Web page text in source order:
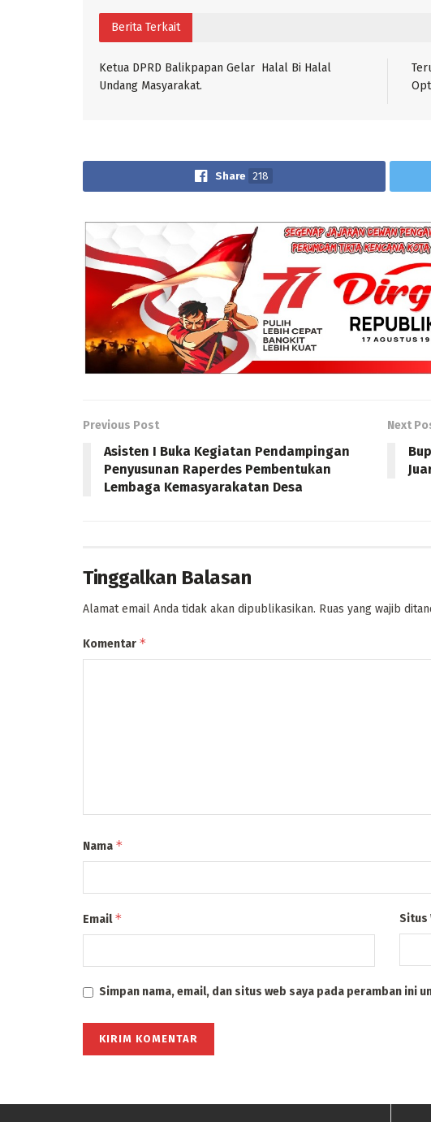
Berita Terkait
Ketua DPRD Balikpapan Gelar Halal Bi Halal
Undang Masyarakat.
Share 218
Previous Post
Asisten I Buka Kegiatan Pendampingan
Penyusunan Raperdes Pembentukan
Lembaga Kemasyarakatan Desa
Next
Tinggalkan Balasan
Alamat email Anda tidak akan dipublikasikan. Ruas yang wajib
Komentar *
Nama *
Email* Situs
Simpan nama, email, dan situs web saya pada peramban ini